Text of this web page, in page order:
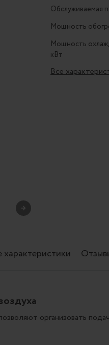
→
Обслуживаемая
Мощность
Мощность
кВт
Все
характеристики
организовать